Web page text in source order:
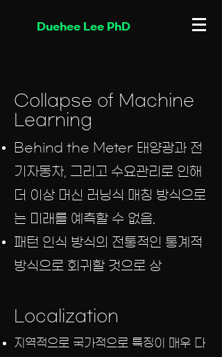
Duehee Lee PhD
Collapse of Machine
Learning
Behind the Meter 태양광과 전
기자동차, 그리고 수요관리로 인해
더 이상 머신 러닝식 매칭 방식으로
는 미래를 예측할 수 없음.
​패턴 인식 방식의 전통적인 통계적
방식으로 회귀할 것으로 상
Localization
지역적으로 국가적으로 특징이 매우 다